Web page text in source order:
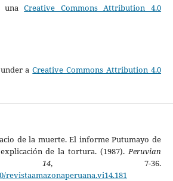
unaCreative Commons Attribution 4.0
aCreative Commons Attribution 4.0
de la muerte. El informe Putumayo de
de la tortura. (1987).Peruvian
14, 7-36.
revistaamazonaperuana.vi14.181